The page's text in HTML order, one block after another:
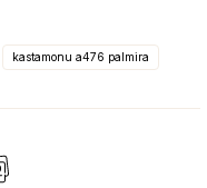
kastamonu a476 palmira